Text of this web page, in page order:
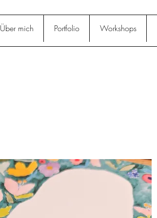
Über mich Portfolio Workshops